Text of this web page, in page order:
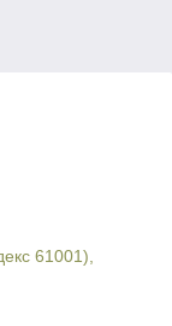
61001),